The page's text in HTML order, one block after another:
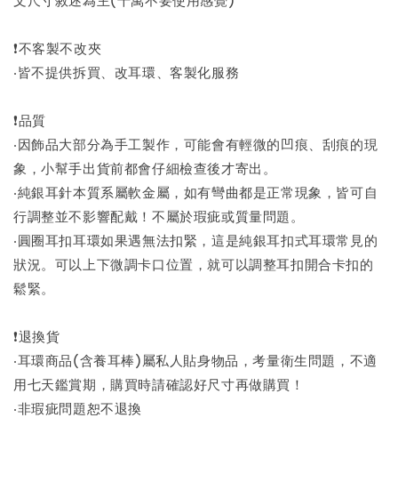
❗不客製不改夾
‧皆不提供拆買、改耳環、客製化服務
❗品質
‧因飾品大部分為手工製作，可能會有輕微的凹痕、刮痕的現
象，小幫手出貨前都會仔細檢查後才寄出。
‧純銀耳針本質系屬軟金屬，如有彎曲都是正常現象，皆可自
行調整並不影響配戴！不屬於瑕疵或質量問題。
‧圓圈耳扣耳環如果遇無法扣緊，這是純銀耳扣式耳環常見的
狀況。可以上下微調卡口位置，就可以調整耳扣開合卡扣的
鬆緊。
❗退換貨
‧耳環商品(含養耳棒)屬私人貼身物品，考量衛生問題，不適
用七天鑑賞期，購買時請確認好尺寸再做購買！
‧非瑕疵問題恕不退換